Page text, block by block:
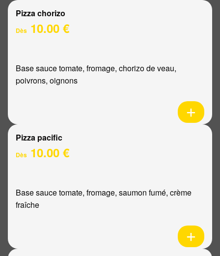
Pizza chorizo
Dès 10.00 €
Base sauce tomate, fromage, chorizo de veau,
poivrons, oignons
Pizza pacific
Dès 10.00 €
Base sauce tomate, fromage, saumon fumé, crème
fraîche